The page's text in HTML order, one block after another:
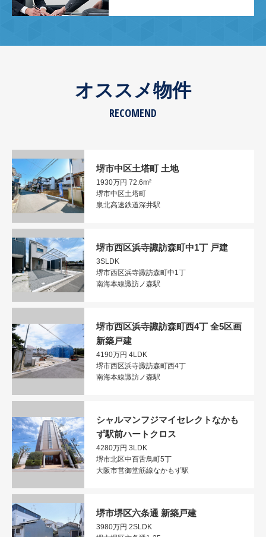
オススメ物件
RECOMEND
堺市中区土塔町 土地
1930万円 72.6m²
堺市中区土塔町
泉北高速鉄道深井駅
堺市西区浜寺諏訪森町中1丁 戸建
3SLDK
堺市西区浜寺諏訪森町中1丁
南海本線諏訪ノ森駅
堺市西区浜寺諏訪森町西4丁 全5区画
新築戸建
4190万円 4LDK
堺市西区浜寺諏訪森町西4丁
南海本線諏訪ノ森駅
シャルマンフジマイセレクトなかも
ず駅前ハートクロス
4280万円 3LDK
堺市北区中百舌鳥町5丁
大阪市営御堂筋線なかもず駅
堺市堺区六条通 新築戸建
3980万円 2SLDK